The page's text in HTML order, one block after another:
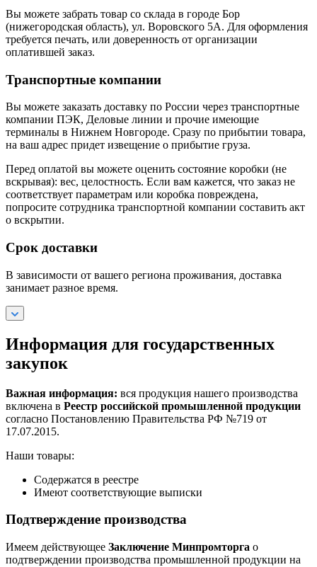
Вы можете забрать товар со склада в городе Бор
(нижегородская область), ул. Воровского 5А. Для оформления
требуется печать, или доверенность от организации
оплатившей заказ.
Транспортные компании
Вы можете заказать доставку по России через транспортные
компании ПЭК, Деловые линии и прочие имеющие
терминалы в Нижнем Новгороде. Сразу по прибытии товара,
на ваш адрес придет извещение о прибытие груза.
Перед оплатой вы можете оценить состояние коробки (не
вскрывая): вес, целостность. Если вам кажется, что заказ не
соответствует параметрам или коробка повреждена,
попросите сотрудника транспортной компании составить акт
о вскрытии.
Срок доставки
В зависимости от вашего региона проживания, доставка
занимает разное время.
Информация для государственных
закупок
Важная информация: вся продукция нашего производства
включена в Реестр российской промышленной продукции
согласно Постановлению Правительства РФ №719 от
17.07.2015.
Наши товары:
Содержатся в реестре
Имеют соответствующие выписки
Подтверждение производства
Имеем действующее Заключение Минпромторга о
подтверждении производства промышленной продукции на